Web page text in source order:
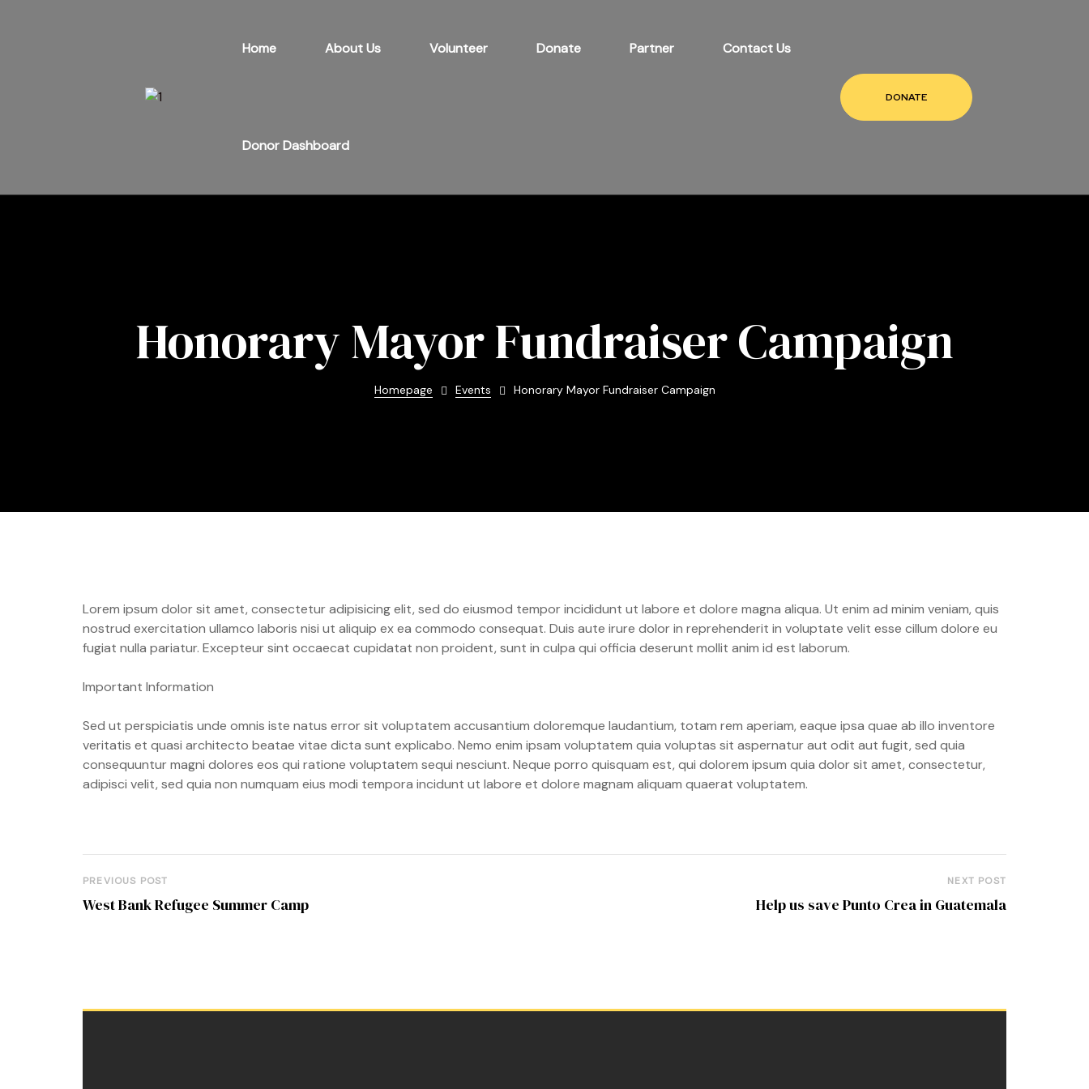
Home About Us Volunteer Donate Partner Contact Us
Donor Dashboard
DONATE
Honorary Mayor Fundraiser Campaign
Homepage Events Honorary Mayor Fundraiser Campaign
Lorem ipsum dolor sit amet, consectetur adipisicing elit, sed do eiusmod tempor incididunt ut labore et dolore magna aliqua. Ut enim ad minim veniam, quis
nostrud exercitation ullamco laboris nisi ut aliquip ex ea commodo consequat. Duis aute irure dolor in reprehenderit in voluptate velit esse cillum dolore eu
fugiat nulla pariatur. Excepteur sint occaecat cupidatat non proident, sunt in culpa qui officia deserunt mollit anim id est laborum.
Important Information
Sed ut perspiciatis unde omnis iste natus error sit voluptatem accusantium doloremque laudantium, totam rem aperiam, eaque ipsa quae ab illo inventore
veritatis et quasi architecto beatae vitae dicta sunt explicabo. Nemo enim ipsam voluptatem quia voluptas sit aspernatur aut odit aut fugit, sed quia
consequuntur magni dolores eos qui ratione voluptatem sequi nesciunt. Neque porro quisquam est, qui dolorem ipsum quia dolor sit amet, consectetur,
adipisci velit, sed quia non numquam eius modi tempora incidunt ut labore et dolore magnam aliquam quaerat voluptatem.
PREVIOUS POST
West Bank Refugee Summer Camp
NEXT POST
Help us save Punto Crea in Guatemala